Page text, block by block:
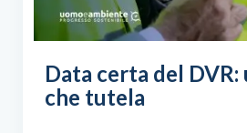
Data certa del
che tutela